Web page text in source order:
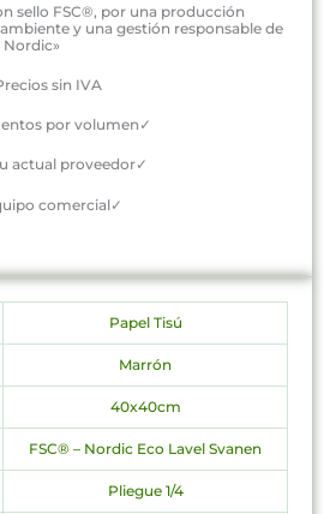
sello FSC®, por una producción
y una gestión responsable de
Nordic»
sin IVA
por volumen✓
actual proveedor✓
comercial✓
Papel Tisú
Marrón
40x40cm
FSC® – Nordic Eco Lavel Svanen
Pliegue 1/4